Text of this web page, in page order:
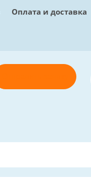
Оплата и доставка